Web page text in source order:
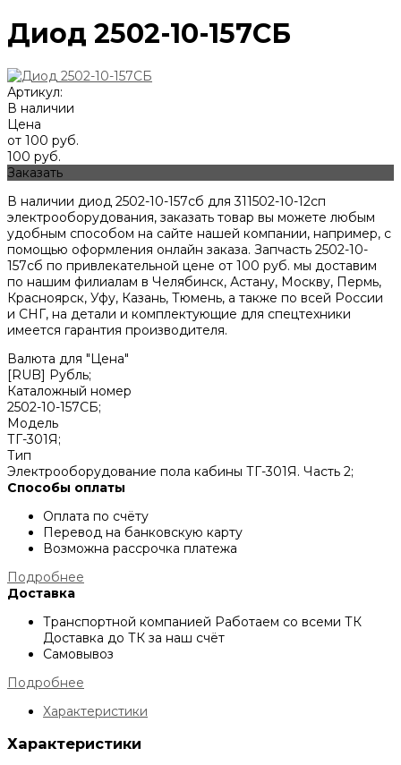
Диод 2502-10-157СБ
Артикул:
В наличии
Цена
от 100 руб.
100 руб.
Заказать
В наличии диод 2502-10-157сб для 311502-10-12сп
электрооборудования, заказать товар вы можете любым
удобным способом на сайте нашей компании, например, с
помощью оформления онлайн заказа. Запчасть 2502-10-
157сб по привлекательной цене от 100 руб. мы доставим
по нашим филиалам в Челябинск, Астану, Москву, Пермь,
Красноярск, Уфу, Казань, Тюмень, а также по всей России
и СНГ, на детали и комплектующие для спецтехники
имеется гарантия производителя.
Валюта для "Цена"
[RUB] Рубль;
Каталожный номер
2502-10-157СБ;
Модель
ТГ-301Я;
Тип
Электрооборудование пола кабины ТГ-301Я. Часть 2;
Способы оплаты
Оплата по счёту
Перевод на банковскую карту
Возможна рассрочка платежа
Подробнее
Доставка
Транспортной компанией Работаем со всеми ТК
Доставка до ТК за наш счёт
Самовывоз
Подробнее
Характеристики
Характеристики